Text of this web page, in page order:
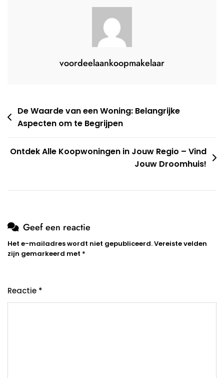
voordeelaankoopmakelaar
Berichtnavigatie
De Waarde van een Woning: Belangrijke
Aspecten om te Begrijpen
Ontdek Alle Koopwoningen in Jouw Regio – Vind
Jouw Droomhuis!
Geef een reactie
Het e-mailadres wordt niet gepubliceerd.Vereiste velden
zijn gemarkeerd met *
Reactie *